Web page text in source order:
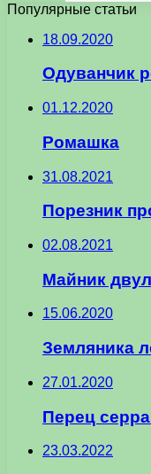
Популярные статьи
18.09.2020
Одуванчик
01.12.2020
Ромашка
31.08.2021
Порезник
02.08.2021
Майник
15.06.2020
Земляника
27.01.2020
Перец
23.03.2022